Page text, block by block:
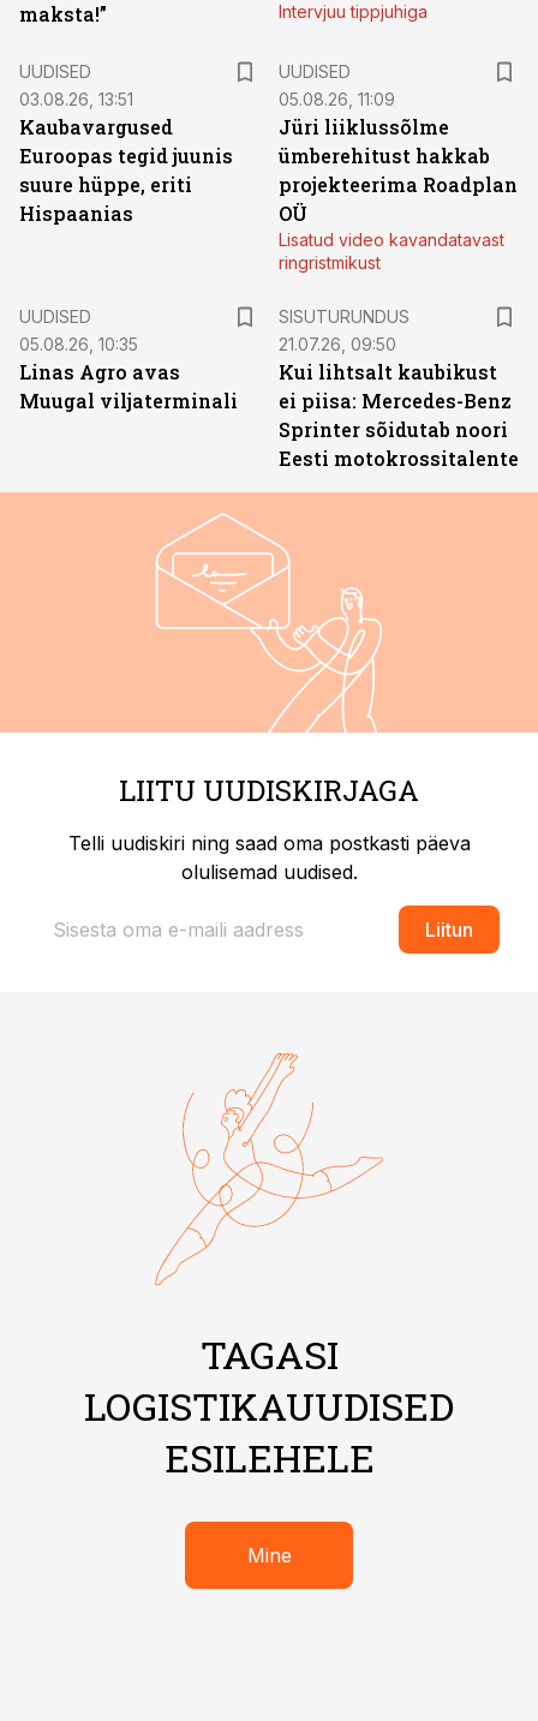
maksta!”
Intervjuu tippjuhiga
UUDISED
03.08.26, 13:51
Kaubavargused
Euroopas tegid juunis
suure hüppe, eriti
Hispaanias
UUDISED
05.08.26, 11:09
Jüri liiklussõlme
ümberehitust hakkab
projekteerima Roadplan
OÜ
Lisatud video kavandatavast
ringristmikust
UUDISED
05.08.26, 10:35
Linas Agro avas
Muugal viljaterminali
SISUTURUNDUS
21.07.26, 09:50
Kui lihtsalt kaubikust
ei piisa: Mercedes-Benz
Sprinter sõidutab noori
Eesti motokrossitalente
LIITU UUDISKIRJAGA
Telli uudiskiri ning saad oma postkasti päeva
olulisemad uudised.
Liitun
TAGASI
LOGISTIKAUUDISED
ESILEHELE
Mine